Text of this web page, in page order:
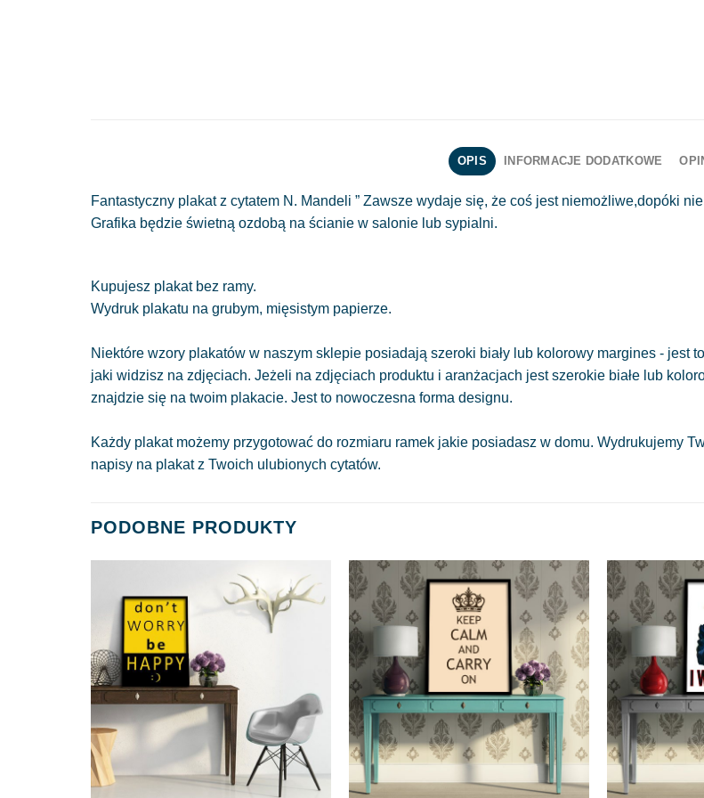
OPIS INFORMACJE DODATKOWE
Fantastyczny plakat z cytatem N. Mandeli ” Zawsze wydaje się, że coś jest niemożliwe,dopóki
Grafika będzie świetną ozdobą na ścianie w salonie lub sypialni.
Kupujesz plakat bez ramy.
Wydruk plakatu na grubym, mięsistym papierze.
Niektóre wzory plakatów w naszym sklepie posiadają szeroki biały lub kolorowy margines - jest
jaki widzisz na zdjęciach. Jeżeli na zdjęciach produktu i aranżacjach jest szerokie białe lub
znajdzie się na twoim plakacie. Jest to nowoczesna forma designu.
Każdy plakat możemy przygotować do rozmiaru ramek jakie posiadasz w domu. Wydrukujemy
napisy na plakat z Twoich ulubionych cytatów.
PODOBNE PRODUKTY